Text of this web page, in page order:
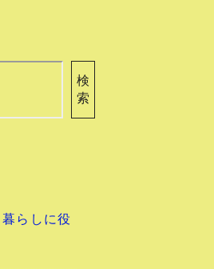
検
索
らしに役